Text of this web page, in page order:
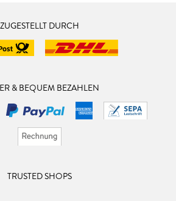
ZUGESTELLT DURCH
& BEQUEM BEZAHLEN
TRUSTED SHOPS